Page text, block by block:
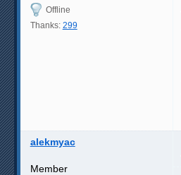
Offline
Thanks: 299
alekmyac
Member